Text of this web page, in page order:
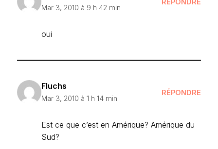
Mar 3, 2010 à 9 h 42 min
oui
Fluchs
Mar 3, 2010 à 1 h 14 min
RÉPONDRE
Est ce que c’est en Amérique? Amérique du
Sud?